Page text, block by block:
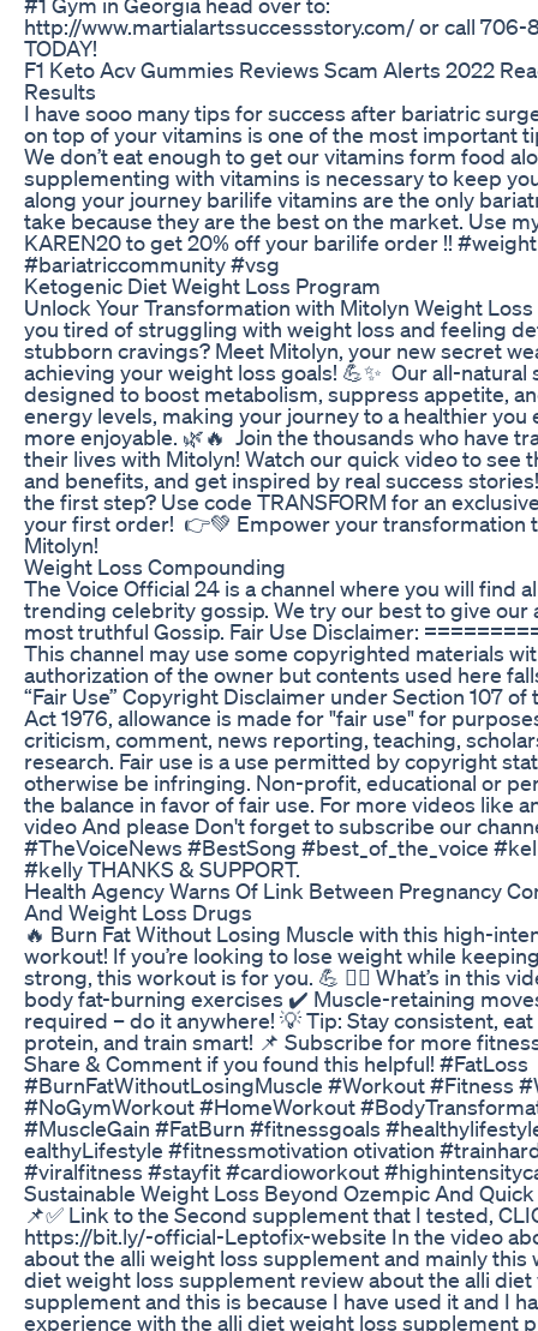
http://www.martialartssuccessstory.com/ or call
TODAY!
F1 Keto Acv Gummies Reviews Scam Alerts 2022
Results
I have sooo many tips for success after bariatric
on top of your vitamins is one of the most important
We don’t eat enough to get our vitamins form food
supplementing with vitamins is necessary to keep
along your journey barilife vitamins are the only
take because they are the best on the market. Use
KAREN20 to get 20% off your barilife order !!
#bariatriccommunity #vsg
Ketogenic Diet Weight Loss Program
Unlock Your Transformation with Mitolyn Weight Loss
you tired of struggling with weight loss and feeling
stubborn cravings? Meet Mitolyn, your new secret
achieving your weight loss goals! 💪✨ Our all-natural
designed to boost metabolism, suppress appetite,
energy levels, making your journey to a healthier you
more enjoyable. 🌿🔥 Join the thousands who have
their lives with Mitolyn! Watch our quick video to see
and benefits, and get inspired by real success
the first step? Use code TRANSFORM for an
your first order! 👉💚 Empower your transformation
Mitolyn!
Weight Loss Compounding
The Voice Official 24 is a channel where you will find
trending celebrity gossip. We try our best to give our
most truthful Gossip. Fair Use Disclaimer:
This channel may use some copyrighted materials
authorization of the owner but contents used here
“Fair Use” Copyright Disclaimer under Section 107
Act 1976, allowance is made for "fair use" for
criticism, comment, news reporting, teaching,
research. Fair use is a use permitted by copyright
otherwise be infringing. Non-profit, educational or
the balance in favor of fair use. For more videos like
video And please Don't forget to subscribe our
#TheVoiceNews #BestSong #best_of_the_voice
#kelly THANKS & SUPPORT.
Health Agency Warns Of Link Between Pregnancy
And Weight Loss Drugs
🔥 Burn Fat Without Losing Muscle with this high-
workout! If you’re looking to lose weight while
strong, this workout is for you. 💪 🏋️‍♂️ What’s in this
body fat-burning exercises ✔️ Muscle-retaining
required – do it anywhere! 💡 Tip: Stay consistent,
protein, and train smart! 📌 Subscribe for more
Share & Comment if you found this helpful! #FatLoss
#BurnFatWithoutLosingMuscle #Workout #Fitness
#NoGymWorkout #HomeWorkout
#MuscleGain #FatBurn #fitnessgoals
ealthyLifestyle #fitnessmotivation otivation
#viralfitness #stayfit #cardioworkout
Sustainable Weight Loss Beyond Ozempic And
📌✅ Link to the Second supplement that I tested,
https://bit.ly/-official-Leptofix-website In the video
about the alli weight loss supplement and mainly this
diet weight loss supplement review about the alli
supplement and this is because I have used it and I
experience with the alli diet weight loss supplement